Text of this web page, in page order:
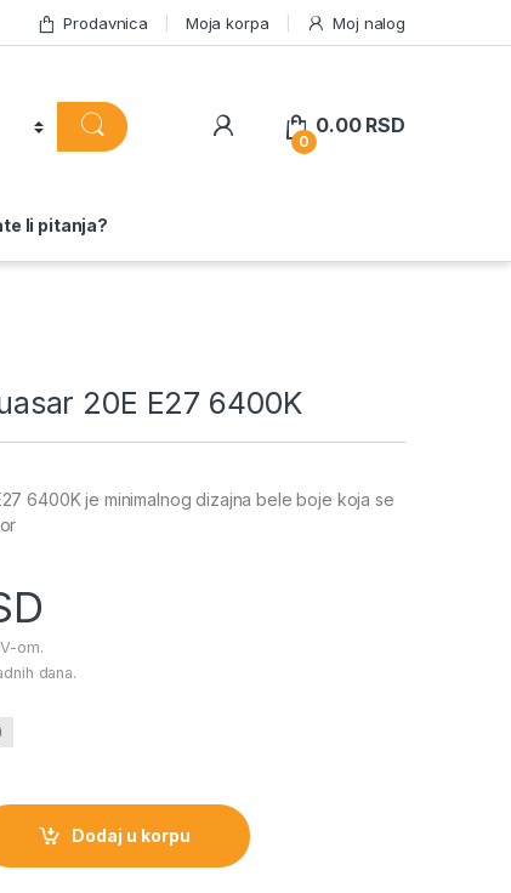
Prodavnica Moja korpa Moj nalog
0
0.00 RSD
li pitanja?
20E E27 6400K
6400K je minimalnog dizajna bele boje koja se
om.
dana.
E27 6400K količina
Dodaj u korpu